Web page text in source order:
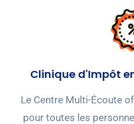
Clinique d'Impôt
Le Centre Multi-Écoute
pour toutes les